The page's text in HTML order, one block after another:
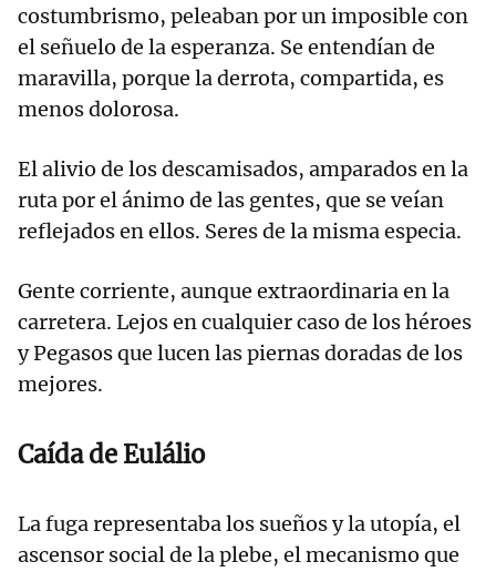
costumbrismo, peleaban por un imposible con
el señuelo de la esperanza. Se entendían de
maravilla, porque la derrota, compartida, es
menos dolorosa.
El alivio de los descamisados, amparados en la
ruta por el ánimo de las gentes, que se veían
reflejados en ellos. Seres de la misma especia.
Gente corriente, aunque extraordinaria en la
carretera. Lejos en cualquier caso de los héroes
y Pegasos que lucen las piernas doradas de los
mejores.
Caída de Eulálio
La fuga representaba los sueños y la utopía, el
ascensor social de la plebe, el mecanismo que